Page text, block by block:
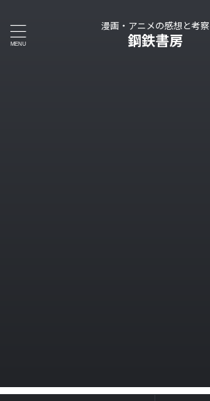
漫画・アニメの感想と考察
鋼鉄書房